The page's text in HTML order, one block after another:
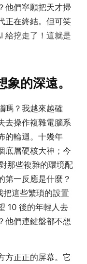
他們寧願把天才掃
正在終結。但可笑
給挖走了！這就是
的深遠。
嗎？我越來越確
去操作複雜電腦系
的輪迴。十幾年
底層硬核大神；今
那些複雜的環境配
第一反應是什麼？
這些繁瑣的設置
10 後的年輕人去
他們連鍵盤都不想
方正正的屏幕。它